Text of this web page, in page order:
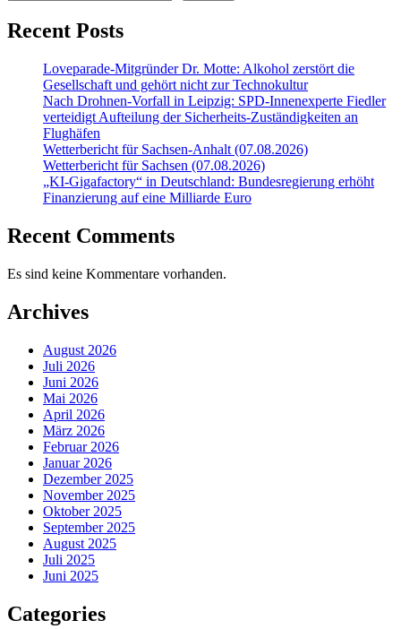
Recent Posts
Loveparade-Mitgründer Dr. Motte: Alkohol zerstört die
Gesellschaft und gehört nicht zur Technokultur
Nach Drohnen-Vorfall in Leipzig: SPD-Innenexperte Fiedler
verteidigt Aufteilung der Sicherheits-Zuständigkeiten an
Flughäfen
Wetterbericht für Sachsen-Anhalt (07.08.2026)
Wetterbericht für Sachsen (07.08.2026)
„KI-Gigafactory“ in Deutschland: Bundesregierung erhöht
Finanzierung auf eine Milliarde Euro
Recent Comments
Es sind keine Kommentare vorhanden.
Archives
August 2026
Juli 2026
Juni 2026
Mai 2026
April 2026
März 2026
Februar 2026
Januar 2026
Dezember 2025
November 2025
Oktober 2025
September 2025
August 2025
Juli 2025
Juni 2025
Categories